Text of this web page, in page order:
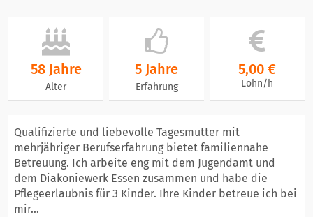
58 Jahre
Alter
5 Jahre
Erfahrung
5,00 €
Lohn/h
Qualifizierte und liebevolle Tagesmutter mit
mehrjähriger Berufserfahrung bietet familiennahe
Betreuung. Ich arbeite eng mit dem Jugendamt und
dem Diakoniewerk Essen zusammen und habe die
Pflegeerlaubnis für 3 Kinder. Ihre Kinder betreue ich bei
mir...